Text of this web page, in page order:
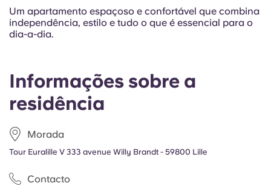
Informações sobre a
residência
Morada
Tour Euralille V 333 avenue Willy Brandt - 59800 Lille
Contacto
Um apartamento espaçoso e confortável que combina
independência, estilo e tudo o que é essencial para o
dia-a-dia.